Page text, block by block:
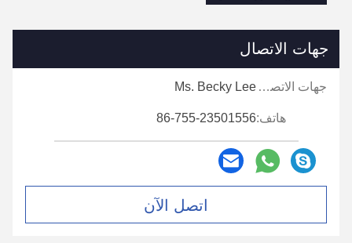
جهات الاتصال
جهات الاتصال: Ms. Becky Lee
هاتف:86-755-23501556
اتصل الآن